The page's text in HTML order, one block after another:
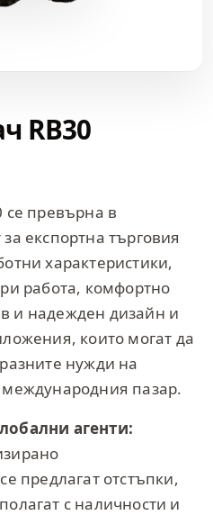
RB30
се превърна в
експортна търговия
характеристики,
работа, комфортно
и надежден дизайн и
които могат да
нужди на
пазар.
агенти:
предлагат отстъпки,
с наличности и